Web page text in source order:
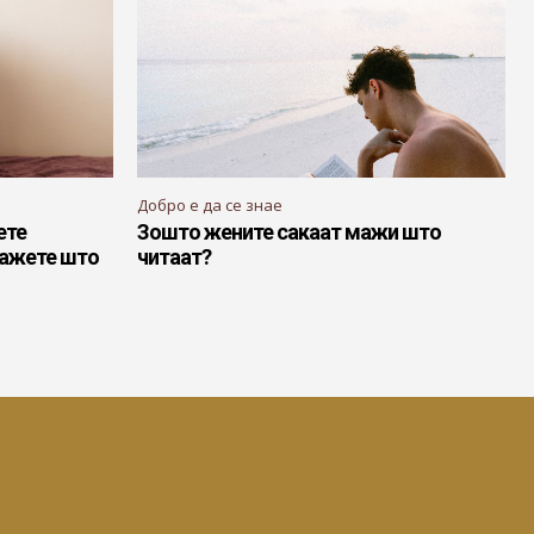
што
Добро е да се знае
Зошто жените сакаат мажи што
читаат?